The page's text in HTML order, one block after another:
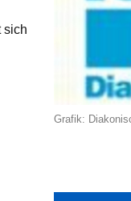
Grafik:
sich